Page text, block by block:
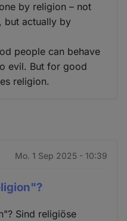
by religion – not
but actually by
people can behave
evil. But for good
religion.
Mo. 1 Sep 2025 - 10:39
Sind religiöse